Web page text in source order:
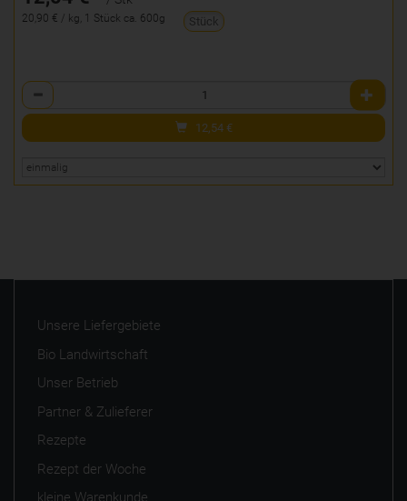
20,90 € / kg, 1 Stück ca. 600g Stück
Anzahl
12,54 €
Unsere Liefergebiete
Bio Landwirtschaft
Unser Betrieb
Partner & Zulieferer
Rezepte
Rezept der Woche
kleine Warenkunde